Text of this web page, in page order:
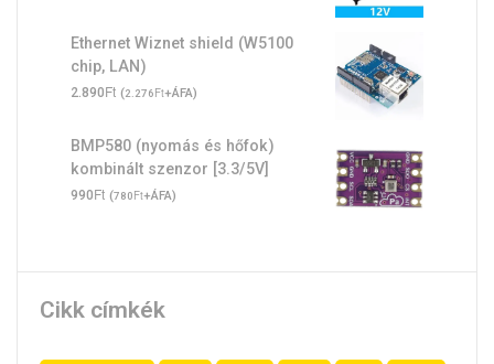
Ethernet Wiznet shield (W5100
chip, LAN)
2.890Ft (2.276Ft+ÁFA)
BMP580 (nyomás és hőfok)
kombinált szenzor [3.3/5V]
990Ft (780Ft+ÁFA)
Cikk címkék